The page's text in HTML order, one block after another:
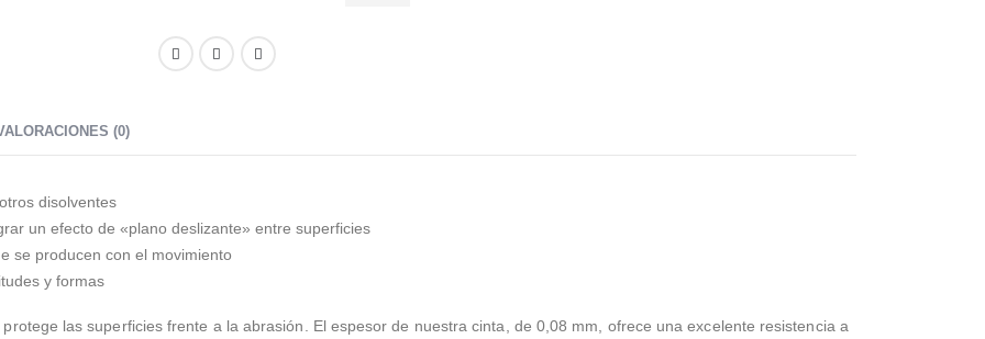
(0)
disolventes
un efecto de «plano deslizante» entre superficies
se producen con el movimiento
y formas
las superficies frente a la abrasión. El espesor de nuestra cinta, de 0,08 mm, ofrece una excelente resistencia a